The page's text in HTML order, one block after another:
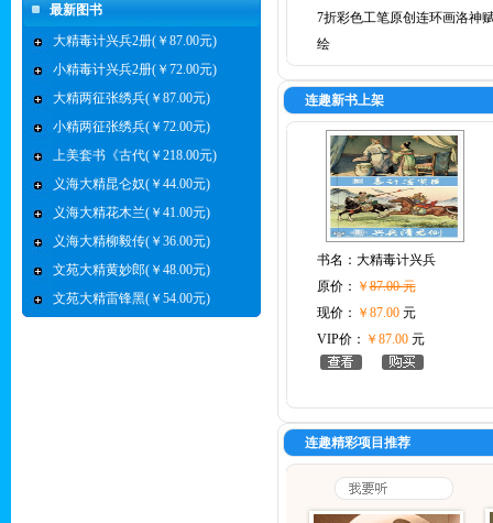
最新图书
大精毒计兴兵2册(￥87.00元)
小精毒计兴兵2册(￥72.00元)
大精两征张绣兵(￥87.00元)
小精两征张绣兵(￥72.00元)
上美套书《古代(￥218.00元)
义海大精昆仑奴(￥44.00元)
义海大精花木兰(￥41.00元)
义海大精柳毅传(￥36.00元)
文苑大精黄妙郎(￥48.00元)
文苑大精雷锋黑(￥54.00元)
7折彩色工笔原创连环画洛神
绘
连趣新书上架
书名： 大精毒计兴兵
原价： ￥87.00 元
现价： ￥87.00元
VIP价： ￥87.00元
连趣精彩项目推荐